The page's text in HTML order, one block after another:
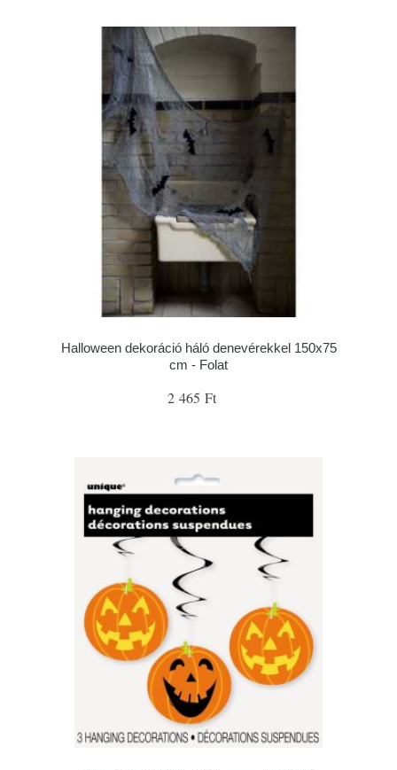
Halloween dekoráció háló denevérekkel 150x75
cm - Folat
2 465 Ft